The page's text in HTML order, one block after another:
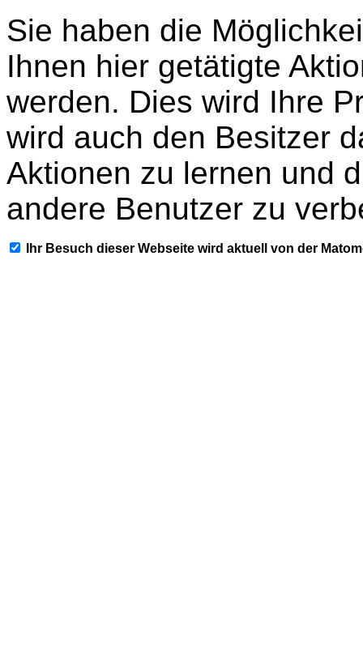
Sie haben die
Ihnen hier getätigte
werden. Dies wird Ihre
wird auch den Besitzer
Aktionen zu lernen und
andere Benutzer zu
Ihr Besuch dieser Webseite wird aktuell von der